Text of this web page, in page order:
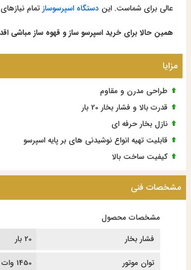
عالی برای شماست. این دستگاه اسپرسوسازتمام
همین حالا برای خرید اسپرسو ساز و قهوه ساز مباشی
مزایا
طراحی مدرن و مقاوم
قدرت بالا و فشار بخار 20 بار
نازل بخار حرفه ای
قابلیت تهیه انواع نوشیدنی های بر پایه اسپرسو
کیفیت ساخت بالا
مشخصات فنی
مشخصات محصول
فشار بخار
20 بار
توان موتور
1450 وات